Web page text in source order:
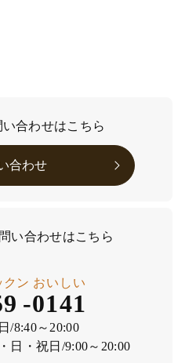
合わせはこちら
合わせ
い合わせはこちら
クン
-0141
おいしい
/8:40～20:00
日・祝日/9:00～20:00